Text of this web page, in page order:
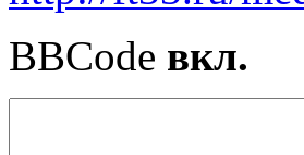
BBCode вкл.